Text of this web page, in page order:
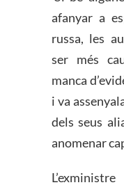
afanyar a
russa, les
ser més
manca
i va
dels seus
anomenar